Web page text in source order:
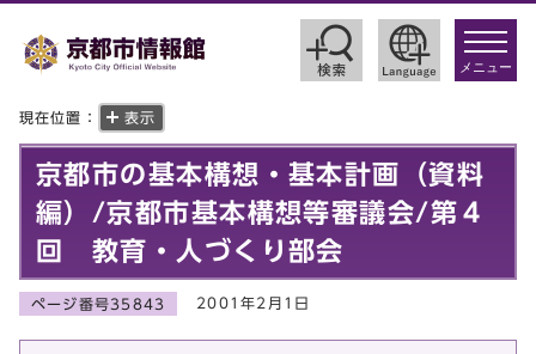
toggle
メニュー
現在位置： 表示
京都市の基本構想・基本計画（資料
編）/京都市基本構想等審議会/第４
回 教育・人づくり部会
ページ番号35843 2001年2月1日